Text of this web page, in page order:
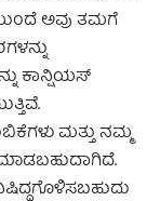
ಅವು ತಮಗೆ
ಕಾನ್ಷಿಯಸ್
ಮತ್ತು ನಮ್ಮ